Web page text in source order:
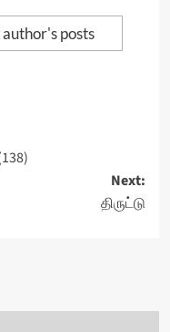
author's posts
Next:
திருட்டு